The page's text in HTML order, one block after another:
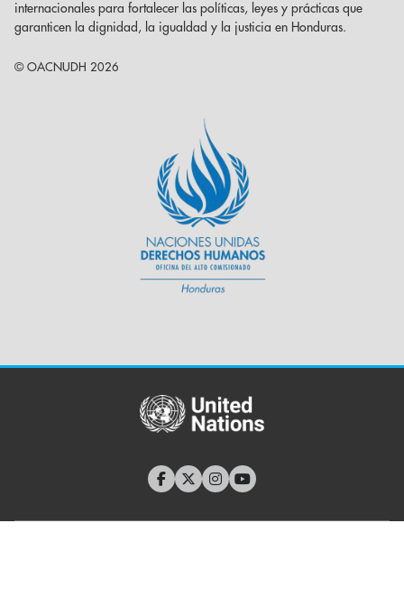
internacionales para fortalecer las políticas, leyes y prácticas que
garanticen la dignidad, la igualdad y la justicia en Honduras.
© OACNUDH 2026